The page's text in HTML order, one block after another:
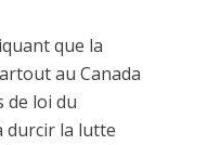
que la
au Canada
de loi du
durcir la lutte